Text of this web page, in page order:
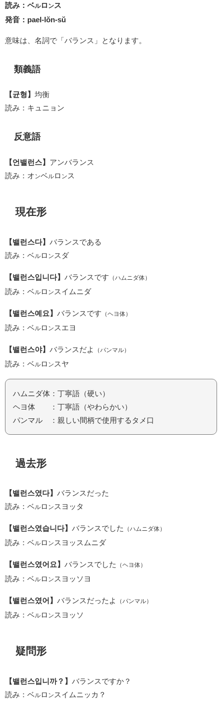
読み：ベルロ ンス
発音：pael-lŏn-sŭ
意味は、名詞で「バランス」となります。
類義語
【균형】 均衡
読み：キュニョン
反意語
【언밸런스】 アンバランス
読み：オンベルロ ン ス
現在形
【밸런스다】 バランスである
読み：ベ ルロ ン スダ
【밸런스입니다】 バランスです （ハムニダ体）
読み：ベ ルロ ン スイムニダ
【밸런스예요】 バランスです （ヘヨ体）
読み：ベ ルロ ン スエヨ
【밸런스야】 バランスだよ （パンマル）
読み：ベ ルロ ン スヤ
ハムニダ体：丁寧語（硬い）
ヘヨ体 ：丁寧語（やわらかい）
パンマル ：親しい間柄で使用するタメ口
過去形
【밸런스였다】 バランスだった
読み：ベルロ ン スヨッタ
【밸런스였습니다】 バランスでした （ハムニダ体）
読み：ベルロ ン スヨッスムニダ
【밸런스였어요】 バランスでした （ヘヨ体）
読み：ベルロ ン スヨッソヨ
【밸런스였어】 バランスだったよ （パンマル）
読み：ベルロ ン スヨッソ
疑問形
【밸런스입니까？】 バランスですか？
読み：ベ ルロ ン スイムニッカ？